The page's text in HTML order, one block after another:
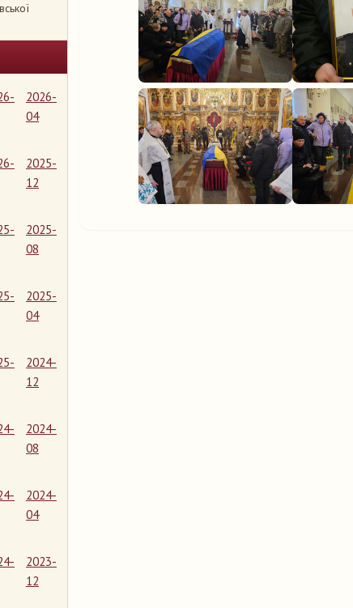
2026-
04
2025-
12
2025-
08
2025-
04
2024-
12
2024-
08
2024-
04
2023-
12